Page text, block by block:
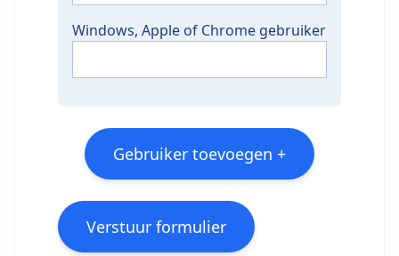
Windows, Apple of Chrome gebruiker
Gebruiker toevoegen +
Verstuur formulier